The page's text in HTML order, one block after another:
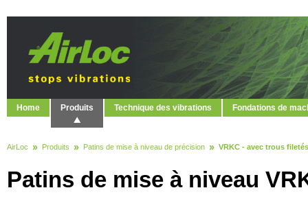
Home Produits Technique des vibrations Fondations de
AirLoc Produits Patins de mise à niveau de précision VRKC - avec trous
Patins de mise à niveau